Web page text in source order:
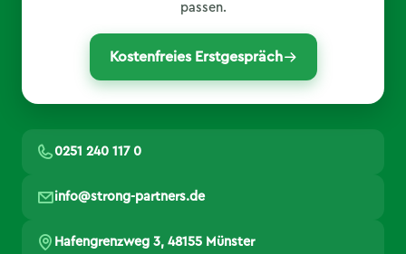
passen.
Kostenfreies Erstgespräch
0251 240 117 0
info@strong-partners.de
Hafengrenzweg 3, 48155 Münster